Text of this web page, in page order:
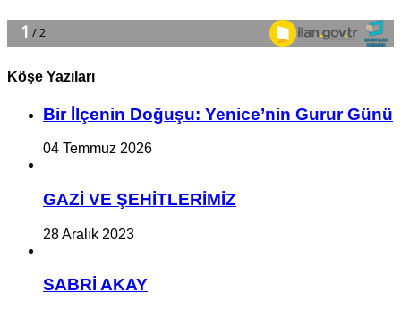
Köşe Yazıları
Bir İlçe­nin Do­ğu­şu: Ye­ni­ce’nin Gurur Günü
04 Temmuz 2026
GAZİ VE ŞEHİTLERİMİZ
28 Aralık 2023
SABRİ AKAY